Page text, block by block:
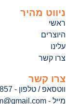
ניווט מהיר
ראשי
היוצרים
עלינו
צרו קשר
צרו קשר
ווטסאפ / טלפון - 052-8974857
מייל - hubility.team@gmail.com